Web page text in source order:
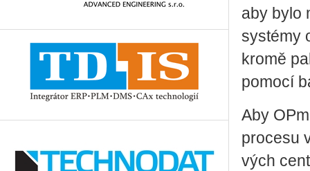
aby bylo
sys­témy
kromě
po­mo­cí
Aby
pro­ce­su
vých